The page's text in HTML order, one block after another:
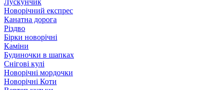
Лускунчик
Новорічний експрес
Канатна дорога
Різдво
Бірки новорічні
Каміни
Будиночки в шапках
Снігові кулі
Новорічні мордочки
Новорічні Коти